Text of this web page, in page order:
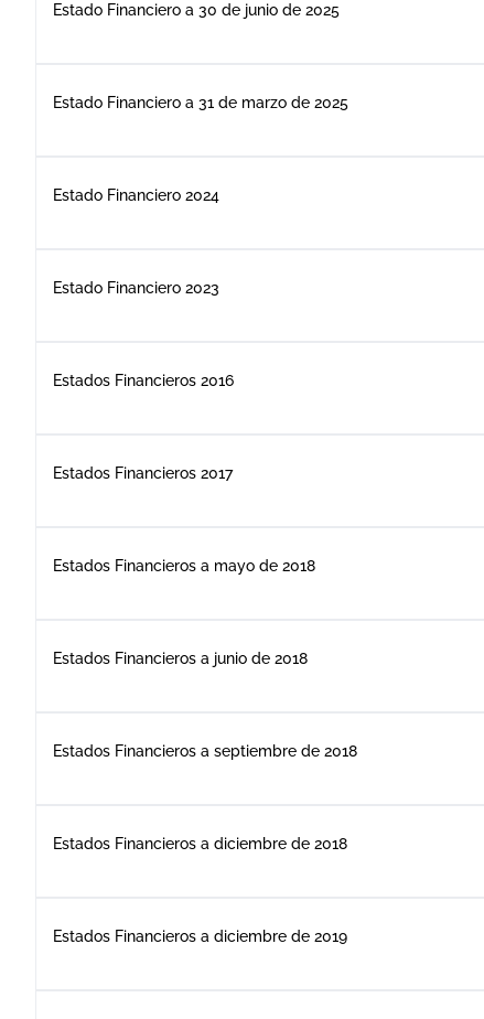
Estado Financiero a 30 de junio de 2025
Estado Financiero a 31 de marzo de 2025
Estado Financiero 2024
Estado Financiero 2023
Estados Financieros 2016
Estados Financieros 2017
Estados Financieros a mayo de 2018
Estados Financieros a junio de 2018
Estados Financieros a septiembre de 2018
Estados Financieros a diciembre de 2018
Estados Financieros a diciembre de 2019